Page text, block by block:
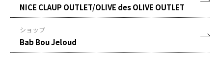
NICE CLAUP OUTLET/OLIVE des OLIVE OUTLET
ショップ
Bab Bou Jeloud